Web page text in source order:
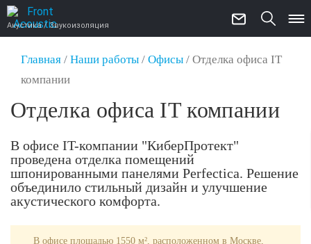
Акустика / Звукоизоляция
Главная / Наши работы / Офисы / Отделка офиса IT
компании
Отделка офиса IT компании
В офисе IT-компании "КиберПротект"
проведена отделка помещений
шпонированными панелями Perfectica. Решение
объединило стильный дизайн и улучшение
акустического комфорта.
В офисе площадью 1550 м², расположенном в Москве,